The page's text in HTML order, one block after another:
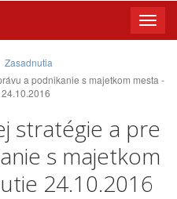
Toggle
Zasadnutia
a podnikanie s majetkom mesta -
stratégie a pre
s majetkom
24.10.2016